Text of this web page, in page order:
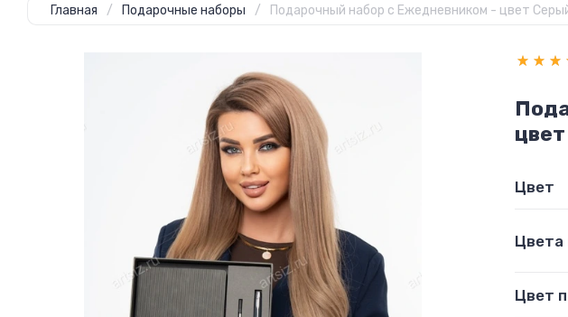
Главная / Подарочные наборы / Подарочный набор с Ежедневником - цвет
Цвет
Цвета
Цвет